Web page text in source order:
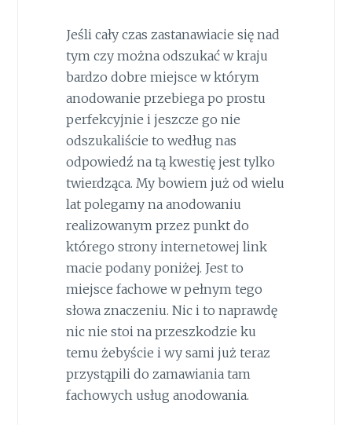
Jeśli cały czas zastanawiacie się nad
tym czy można odszukać w kraju
bardzo dobre miejsce w którym
anodowanie przebiega po prostu
perfekcyjnie i jeszcze go nie
odszukaliście to według nas
odpowiedź na tą kwestię jest tylko
twierdząca. My bowiem już od wielu
lat polegamy na anodowaniu
realizowanym przez punkt do
którego strony internetowej link
macie podany poniżej. Jest to
miejsce fachowe w pełnym tego
słowa znaczeniu. Nic i to naprawdę
nic nie stoi na przeszkodzie ku
temu żebyście i wy sami już teraz
przystąpili do zamawiania tam
fachowych usług anodowania.